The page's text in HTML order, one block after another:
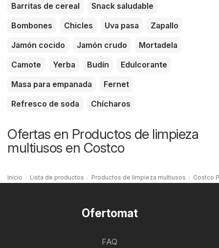
Barritas de cereal
Snack saludable
Bombones
Chicles Uva pasa
Zapallo
Jamón cocido
Jamón crudo
Mortadela
Camote
Yerba Budín
Edulcorante
Masa para empanada
Fernet
Refresco de soda
Chícharos
Ofertas en Productos de limpieza
multiusos en Costco
Inicio Lista de productos Productos de limpieza multiusos Costco
Ofertomat
FAQ